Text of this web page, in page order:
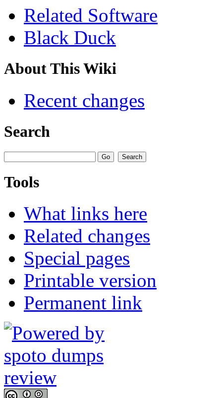
Related Software
Black Duck
About This Wiki
Recent changes
Search
Tools
What links here
Related changes
Special pages
Printable version
Permanent link